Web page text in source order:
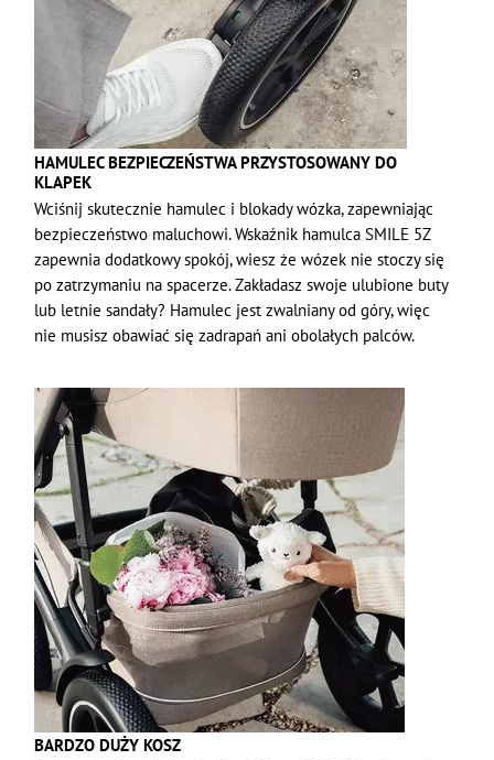
HAMULEC BEZPIECZEŃSTWA PRZYSTOSOWANY DO
KLAPEK
Wciśnij skutecznie hamulec i blokady wózka, zapewniając
bezpieczeństwo maluchowi. Wskaźnik hamulca SMILE 5Z
zapewnia dodatkowy spokój, wiesz że wózek nie stoczy się
po zatrzymaniu na spacerze. Zakładasz swoje ulubione buty
lub letnie sandały? Hamulec jest zwalniany od góry, więc
nie musisz obawiać się zadrapań ani obolałych palców.
BARDZO DUŻY KOSZ